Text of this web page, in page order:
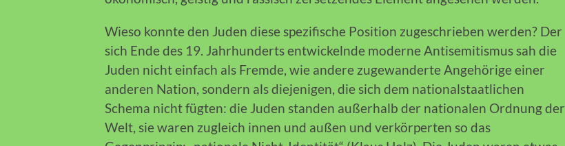
Wieso konnte den Juden diese spezifische Position zugeschrieben werden? Der
sich Ende des 19. Jahrhunderts entwickelnde moderne Antisemitismus sah die
Juden nicht einfach als Fremde, wie andere zugewanderte Angehörige einer
anderen Nation, sondern als diejenigen, die sich dem nationalstaatlichen
Schema nicht fügten: die Juden standen außerhalb der nationalen Ordnung der
Welt, sie waren zugleich innen und außen und verkörperten so das